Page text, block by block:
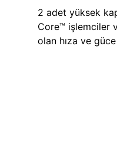
2 adet yüksek
Core™ işlemciler
olan hıza ve